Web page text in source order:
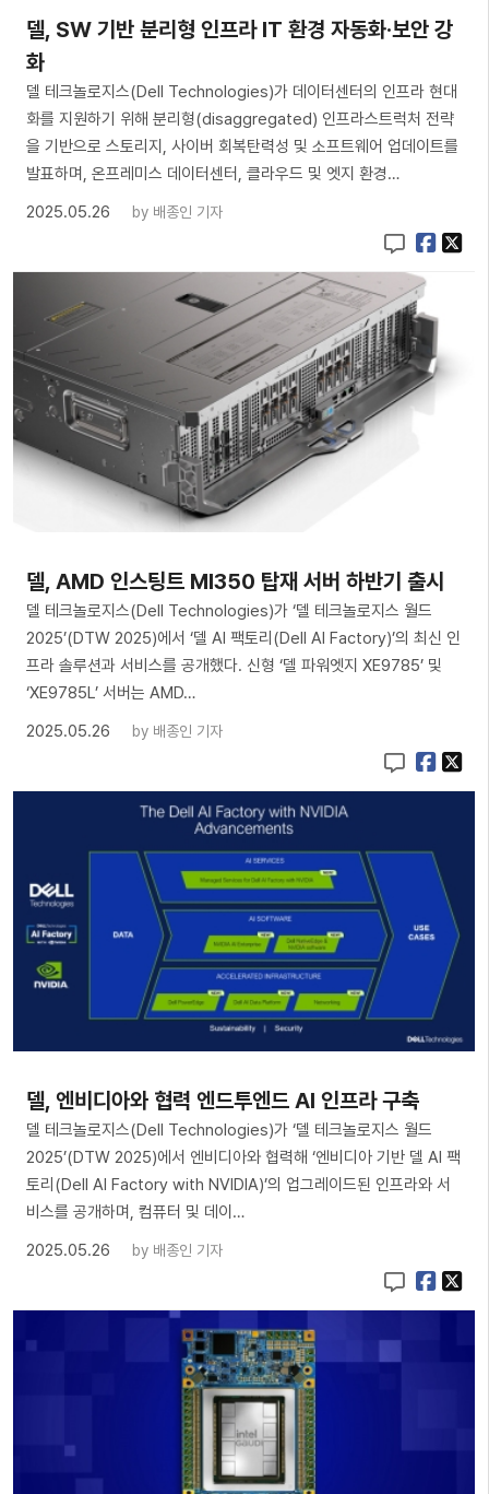
델, SW 기반 분리형 인프라 IT 환경 자동화·보안 강
화
델 테크놀로지스(Dell Technologies)가 데이터센터의 인프라 현대
화를 지원하기 위해 분리형(disaggregated) 인프라스트럭처 전략
을 기반으로 스토리지, 사이버 회복탄력성 및 소프트웨어 업데이트를
발표하며, 온프레미스 데이터센터, 클라우드 및 엣지 환경…
2025.05.26
by 배종인 기자
델, AMD 인스팅트 MI350 탑재 서버 하반기 출시
델 테크놀로지스(Dell Technologies)가 ‘델 테크놀로지스 월드
2025’(DTW 2025)에서 ‘델 AI 팩토리(Dell AI Factory)’의 최신 인
프라 솔루션과 서비스를 공개했다. 신형 ‘델 파워엣지 XE9785’ 및
‘XE9785L’ 서버는 AMD…
2025.05.26
by 배종인 기자
델, 엔비디아와 협력 엔드투엔드 AI 인프라 구축
델 테크놀로지스(Dell Technologies)가 ‘델 테크놀로지스 월드
2025’(DTW 2025)에서 엔비디아와 협력해 ‘엔비디아 기반 델 AI 팩
토리(Dell AI Factory with NVIDIA)’의 업그레이드된 인프라와 서
비스를 공개하며, 컴퓨터 및 데이…
2025.05.26
by 배종인 기자